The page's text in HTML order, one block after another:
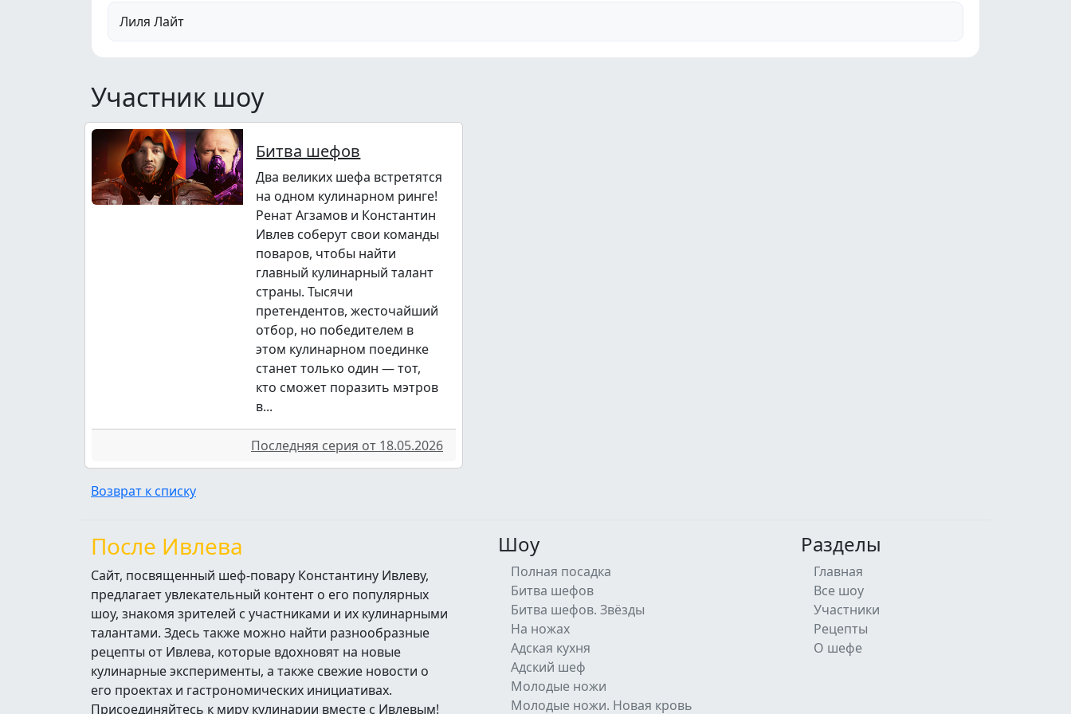
Лиля Лайт
Участник шоу
Битва шефов
Два великих шефа встретятся
на одном кулинарном ринге!
Ренат Агзамов и Константин
Ивлев соберут свои команды
поваров, чтобы найти
главный кулинарный талант
страны. Тысячи
претендентов, жесточайший
отбор, но победителем в
этом кулинарном поединке
станет только один — тот,
кто сможет поразить мэтров
в...
Последняя серия от 18.05.2026
Возврат к списку
После Ивлева
Сайт, посвященный шеф-повару Константину Ивлеву,
предлагает увлекательный контент о его популярных
шоу, знакомя зрителей с участниками и их кулинарными
талантами. Здесь также можно найти разнообразные
рецепты от Ивлева, которые вдохновят на новые
кулинарные эксперименты, а также свежие новости о
его проектах и гастрономических инициативах.
Присоединяйтесь к миру кулинарии вместе с Ивлевым!
Шоу
Полная посадка
Битва шефов
Битва шефов. Звёзды
На ножах
Адская кухня
Адский шеф
Молодые ножи
Молодые ножи. Новая кровь
Разделы
Главная
Все шоу
Участники
Рецепты
О шефе